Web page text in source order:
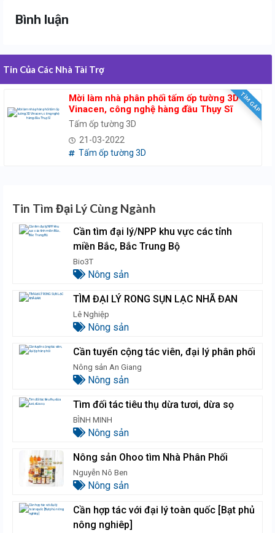
Bình luận
Tin Của Các Nhà Tài Trợ
TÌM GẤP
Mời làm nhà phân phối tấm ốp tường 3D
Vinacen, công nghệ hàng đầu Thụy Sĩ
Tấm ốp tường 3D
21-03-2022
Tấm ốp tường 3D
Tin Tìm Đại Lý Cùng Ngành
Cần tìm đại lý/NPP khu vực các tỉnh
miền Bắc, Bắc Trung Bộ
Bio3T
Nông sản
TÌM ĐẠI LÝ RONG SỤN LẠC NHÃ ĐAN
Lê Nghiệp
Nông sản
Cần tuyển cộng tác viên, đại lý phân phối
Nông sản An Giang
Nông sản
Tìm đối tác tiêu thụ dừa tươi, dừa sọ
BÌNH MINH
Nông sản
Nông sản Ohoo tìm Nhà Phân Phối
Nguyễn Nô Ben
Nông sản
Cần hợp tác với đại lý toàn quốc [Bạt phủ
nông nghiêp]